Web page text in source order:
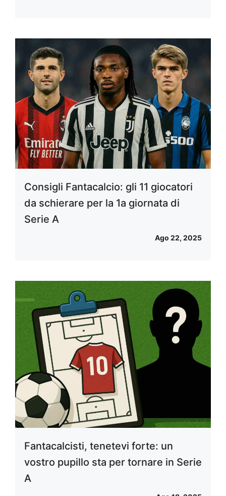
Consigli Fantacalcio: gli 11 giocatori
da schierare per la 1a giornata di
Serie A
Ago 22, 2025
Fantacalcisti, tenetevi forte: un
vostro pupillo sta per tornare in Serie
A